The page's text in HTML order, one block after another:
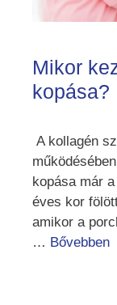
Mikor
kopása?
A kollagén
kopása már
éves kor
amikor a
… Bővebben